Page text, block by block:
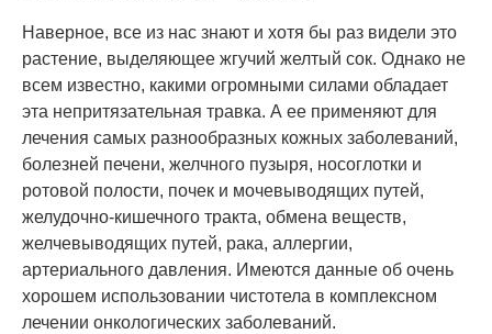
Наверное, все из нас знают и хотя бы раз видели это
растение, выделяющее жгучий желтый сок. Однако не
всем известно, какими огромными силами обладает
эта непритязательная травка. А ее применяют для
лечения самых разнообразных кожных заболеваний,
болезней печени, желчного пузыря, носоглотки и
ротовой полости, почек и мочевыводящих путей,
желудочно-кишечного тракта, обмена веществ,
желчевыводящих путей, рака, аллергии,
артериального давления. Имеются данные об очень
хорошем использовании чистотела в комплексном
лечении онкологических заболеваний.